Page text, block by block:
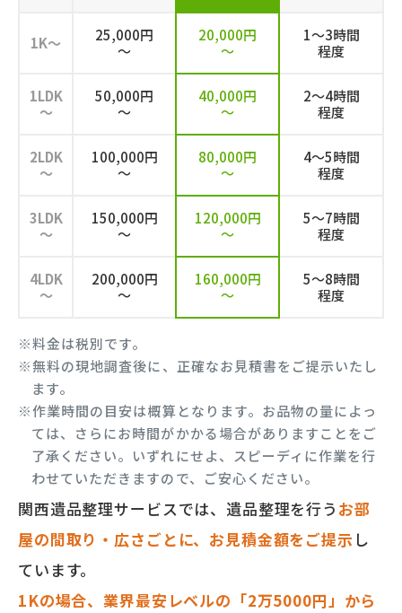
関西遺品整理サービスでは、遺品整理を行う お部
屋の間取り・広さごとに、お見積金額をご提示 し
ています。
1Kの場合、業界最安レベルの「2万5000円」から
1K～
25,000円
～
20,000円
～
1～3時間
程度
1LDK
～
50,000円
～
40,000円
～
2～4時間
程度
2LDK
～
100,000円
～
80,000円
～
4～5時間
程度
3LDK
～
150,000円
～
120,000円
～
5～7時間
程度
4LDK
～
200,000円
～
160,000円
～
5～8時間
程度
※料金は税別です。
※無料の現地調査後に、正確なお見積書をご提示いたし
ます。
※作業時間の目安は概算となります。お品物の量によっ
ては、さらにお時間がかかる場合がありますことをご
了承ください。いずれにせよ、スピーディに作業を行
わせていただきますので、ご安心ください。